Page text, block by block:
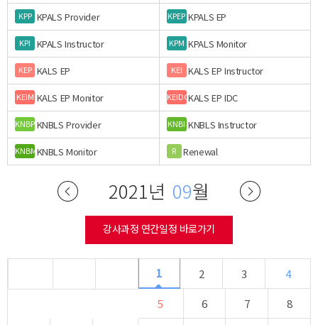
KPP KPALS Provider KPEP KPALS EP
KPI KPALS Instructor KPM KPALS Monitor
KEP KALS EP KEI KALS EP Instructor
KEIM KALS EP Monitor KEIDCKALS EP IDC
KNBPKNBLS Provider KNBI KNBLS Instructor
KNBMKNBLS Monitor R Renewal
2021년 09월
강사과정 연간일정 바로가기
1 2 3
4
5
6 7
8